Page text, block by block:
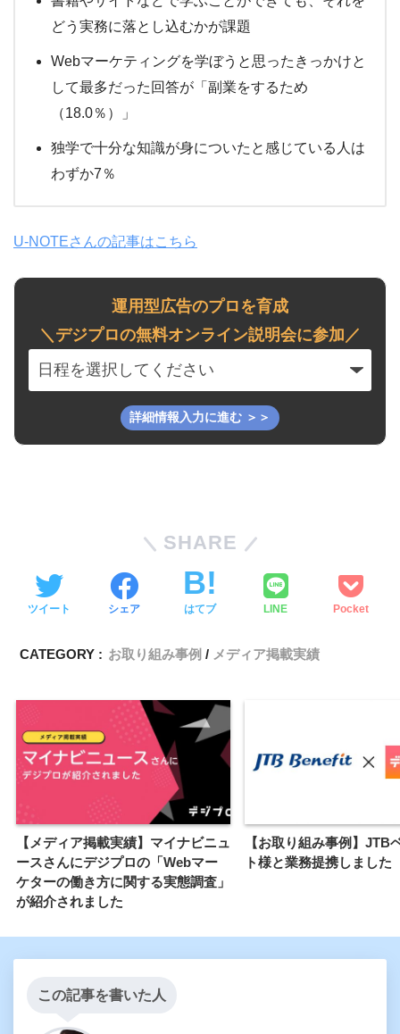
どう実務に落とし込むかが課題
Webマーケティングを学ぼうと思ったきっかけと
して最多だった回答が「副業をするため
（18.0％）」
独学で十分な知識が身についたと感じている人は
わずか7％
U-NOTEさんの記事はこちら
運用型広告のプロを育成
＼デジプロの無料オンライン説明会に参加／
SHARE
ツイート シェア はてブ LINE Pocket
CATEGORY : お取り組み事例 メディア掲載実績
【メディア掲載実績】マイナビニュ
ースさんにデジプロの「Webマー
ケターの働き方に関する実態調査」
が紹介されました
【お取り組み事例】JTB
ト様と業務提携しました
この記事を書いた人